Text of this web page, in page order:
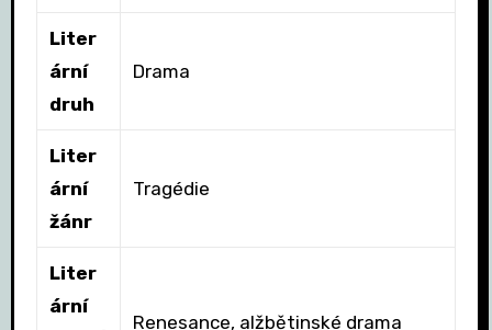
Liter
ární
druh
Drama
Liter
ární
žánr
Tragédie
Liter
ární
Renesance, alžbětinské drama